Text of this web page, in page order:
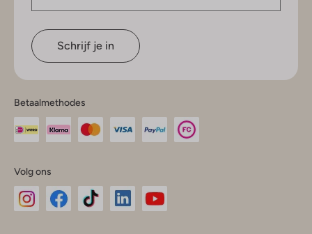
Schrijf je in
Betaalmethodes
Volg ons